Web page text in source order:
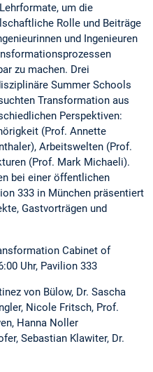
um die
Rolle und Beiträge
und Ingenieuren
zu machen. Drei
Summer Schools
Transformation aus
Perspektiven:
(Prof. Annette
Arbeitswelten (Prof.
(Prof. Mark Michaeli).
bei einer öffentlichen
333 in München präsentiert
Gastvorträgen und
Cabinet of
Uhr, Pavilion 333
von Bülow, Dr. Sascha
Nicole Fritsch, Prof.
Hanna Noller
Sebastian Klawiter, Dr.